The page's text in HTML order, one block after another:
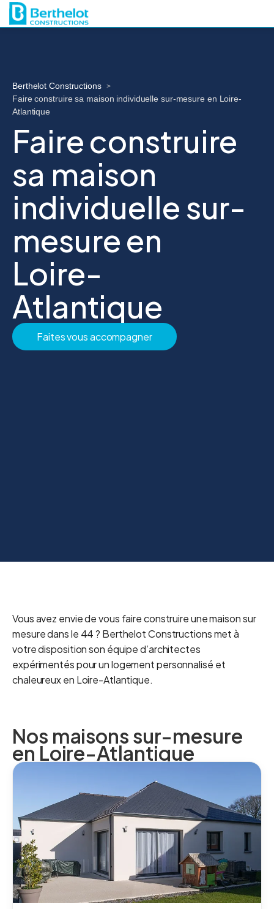
Berthelot Constructions >
Faire construire sa maison individuelle sur-mesure en Loire-
Atlantique
Faire construire
sa maison
individuelle sur-
mesure en
Loire-
Atlantique
Faites vous accompagner
Vous avez envie de vous faire construire une maison sur
mesure dans le 44 ? Berthelot Constructions met à
votre disposition son équipe d’architectes
expérimentés pour un logement personnalisé et
chaleureux en Loire-Atlantique.
Nos maisons sur-mesure
en Loire-Atlantique